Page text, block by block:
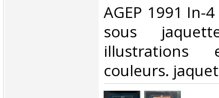
‎AGEP 1991 In-
sous
couleurs.